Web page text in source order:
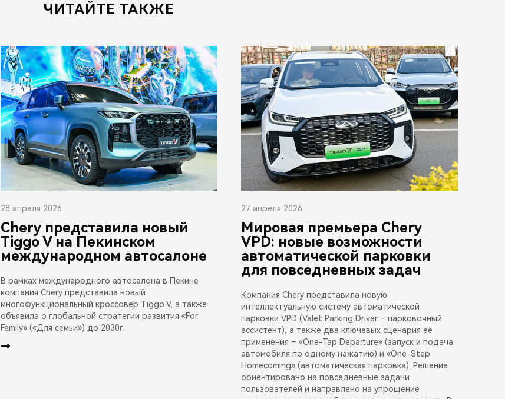
ЧИТАЙТЕ ТАКЖЕ
28 апреля 2026
Chery представила новый
Tiggo V на Пекинском
международном автосалоне
В рамках международного автосалона в Пекине
компания Chery представила новый
многофункциональный кроссовер Tiggo V, а также
объявила о глобальной стратегии развития «For
Family» («Для семьи») до 2030г.
27 апреля 2026
Мировая премьера Chery
VPD: новые возможности
автоматической парковки
для повседневных задач
Компания Chery представила новую
интеллектуальную систему автоматической
парковки VPD (Valet Parking Driver – парковочный
ассистент), а также два ключевых сценария её
применения – «One-Tap Departure» (запуск и подача
автомобиля по одному нажатию) и «One-Step
Homecoming» (автоматическая парковка). Решение
ориентировано на повседневные задачи
пользователей и направлено на упрощение